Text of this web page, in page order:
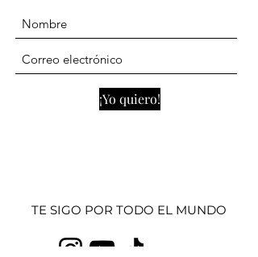
¡Yo quiero!
TE SIGO POR TODO EL MUNDO